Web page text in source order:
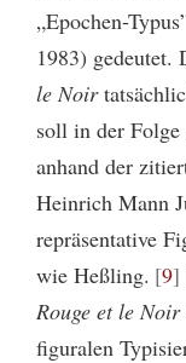
„Epochen-
1983) gedeutet.
le Noir
soll in der Folge
anhand der
Heinrich Mann
repräsentative
wie Heßling. 9
Rouge et le Noir
figuralen